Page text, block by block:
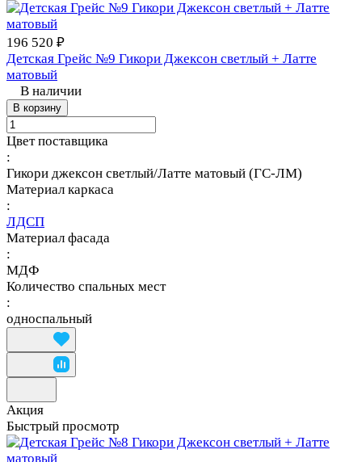
196 520 ₽
Детская Грейс №9 Гикори Джексон светлый + Латте
матовый
В наличии
В корзину
Цвет поставщика
:
Гикори джексон светлый/Латте матовый (ГС-ЛМ)
Материал каркаса
:
ЛДСП
Материал фасада
:
МДФ
Количество спальных мест
:
односпальный
Акция
Быстрый просмотр